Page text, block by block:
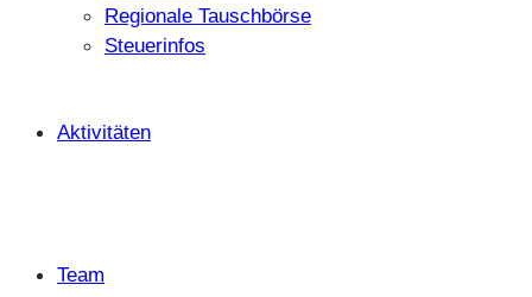
Regionale Tauschbörse
Steuerinfos
Aktivitäten
Team